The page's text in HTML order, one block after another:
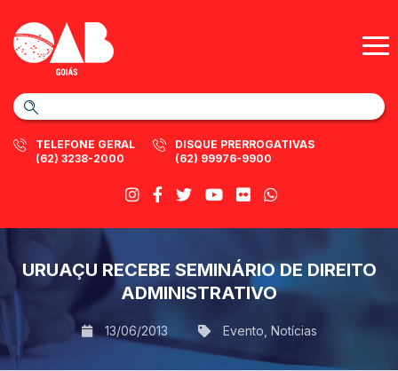
TELEFONE GERAL
(62) 3238-2000
DISQUE PRERROGATIVAS
(62) 99976-9900
URUAÇU RECEBE SEMINÁRIO DE DIREITO
ADMINISTRATIVO
13/06/2013 Evento Notícias